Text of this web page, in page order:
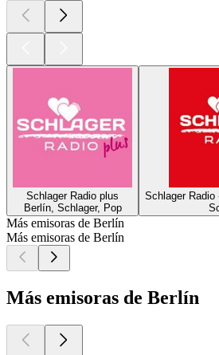
Schlager Radio plus
Berlín, Schlager, Pop
Schlager Radio
Más emisoras de Berlín
Más emisoras de Berlín
Más emisoras de Berlín